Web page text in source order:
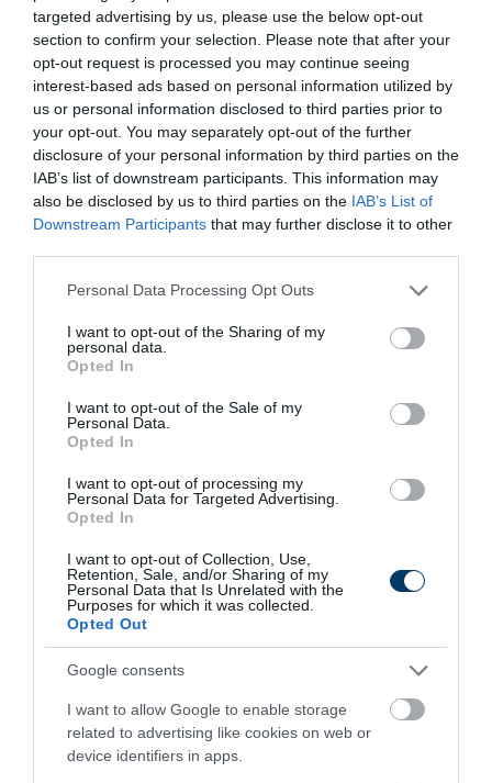
targeted advertising by us, please use the below opt-out
section to confirm your selection. Please note that after your
opt-out request is processed you may continue seeing
interest-based ads based on personal information utilized by
us or personal information disclosed to third parties prior to
your opt-out. You may separately opt-out of the further
disclosure of your personal information by third parties on the
IAB’s list of downstream participants. This information may
also be disclosed by us to third parties on the IAB’s List of
Downstream Participants that may further disclose it to other
Please note that this website/app uses one or more Google
not limited to your visit or usage behaviour. You may click to
grant or deny consent to Google and its third-party tags to
use your data for below specified purposes in below Google
consent section.
Personal Data Processing Opt Outs
I want to opt-out of the Sharing of my
personal data.
Opted In
I want to opt-out of the Sale of my
Personal Data.
Opted In
I want to opt-out of processing my
Personal Data for Targeted Advertising.
Opted In
I want to opt-out of Collection, Use,
Retention, Sale, and/or Sharing of my
Personal Data that Is Unrelated with the
Purposes for which it was collected.
Opted Out
Google consents
I want to allow Google to enable storage
related to advertising like cookies on web or
device identifiers in apps.
Fungus Is A Parasite, And It Dies From A Drop Of
Plain...
More
461 74 373
5 h 30 min
5 Hidden Signs You Have Worms Inside Your
Body
More
229 161 185